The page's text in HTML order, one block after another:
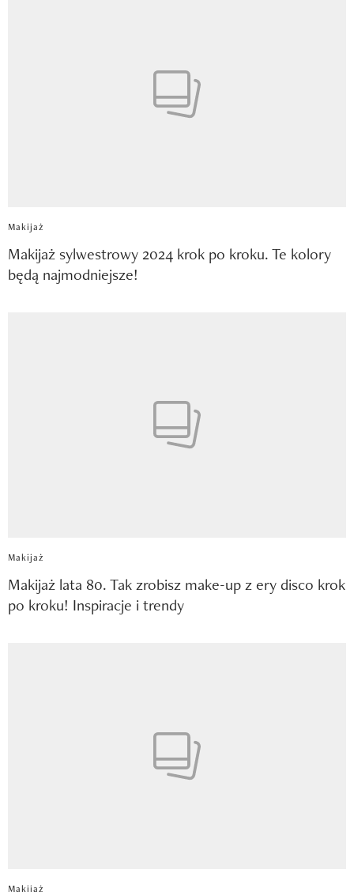
Makijaż
Makijaż sylwestrowy 2024 krok po kroku. Te kolory
będą najmodniejsze!
Makijaż
Makijaż lata 80. Tak zrobisz make-up z ery disco krok
po kroku! Inspiracje i trendy
Makijaż